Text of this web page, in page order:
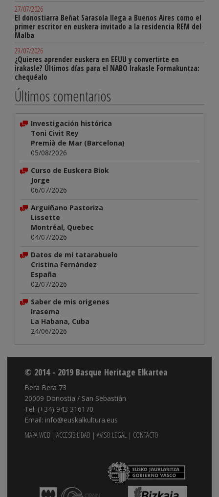
27/07/2026
El donostiarra Beñat Sarasola llega a Buenos Aires como el
primer escritor en euskera invitado a la residencia REM del
Malba
29/07/2026
¿Quieres aprender euskera en EEUU y convertirte en
irakasle? Últimos días para el NABO Irakasle Formakuntza:
chequéalo
Últimos comentarios
Investigación histórica
Toni Civit Rey
Premià de Mar (Barcelona)
05/08/2026
Curso de Euskera Biok
Jorge
06/07/2026
Arguiñano Pastoriza
Lissette
Montréal, Quebec
04/07/2026
Datos de mi tatarabuelo
Cristina Fernández
España
02/07/2026
Saber de mis origenes
Irasema
La Habana, Cuba
24/06/2026
© 2014 - 2019 Basque Heritage Elkartea
Bera Bera 73
20009 Donostia / San Sebastián
Tel: (+34) 943 316170
Email: info@euskalkultura.eus
MAPA WEB | ACCESIBILIDAD | AVISO LEGAL | CONTACTO